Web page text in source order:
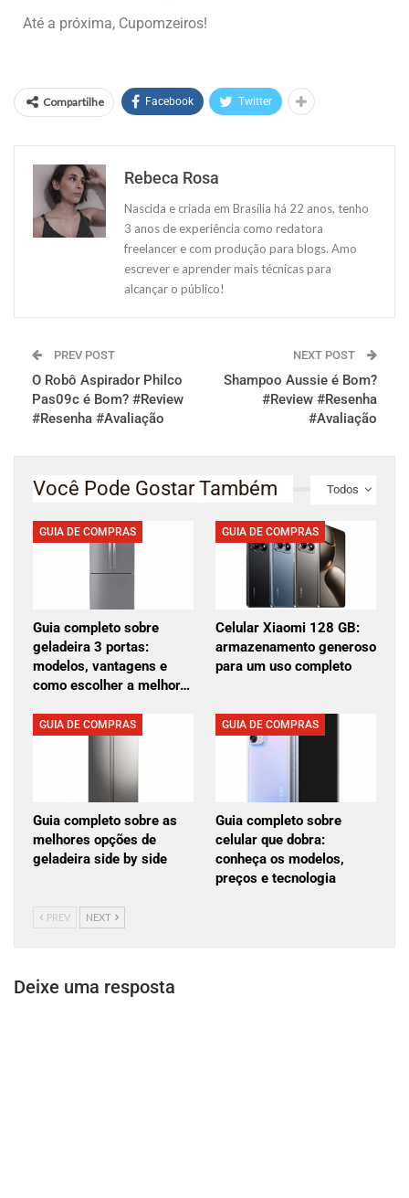
Até a próxima, Cupomzeiros!
Compartilhe Facebook Twitter
Rebeca Rosa
Nascida e criada em Brasília há 22 anos, tenho
3 anos de experiência como redatora
freelancer e com produção para blogs. Amo
escrever e aprender mais técnicas para
alcançar o público!
PREV POST
O Robô Aspirador Philco
Pas09c é Bom? #Review
#Resenha #Avaliação
NEXT POST
Shampoo Aussie é Bom?
#Review #Resenha
#Avaliação
Todos
Você Pode Gostar Também
GUIA DE COMPRAS
Guia completo sobre
geladeira 3 portas:
modelos, vantagens e
como escolher a melhor…
GUIA DE COMPRAS
Celular Xiaomi 128 GB:
armazenamento generoso
para um uso completo
GUIA DE COMPRAS
Guia completo sobre as
melhores opções de
geladeira side by side
GUIA DE COMPRAS
Guia completo sobre
celular que dobra:
conheça os modelos,
preços e tecnologia
PREV NEXT
Deixe uma resposta